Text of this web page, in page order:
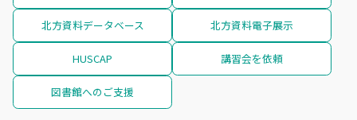
北方資料データベース 北方資料電子展示
HUSCAP 講習会を依頼
図書館へのご支援